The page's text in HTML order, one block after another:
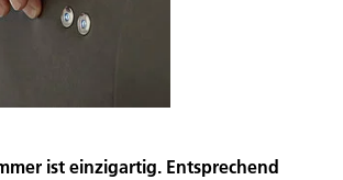
ist einzigartig. Entsprechend